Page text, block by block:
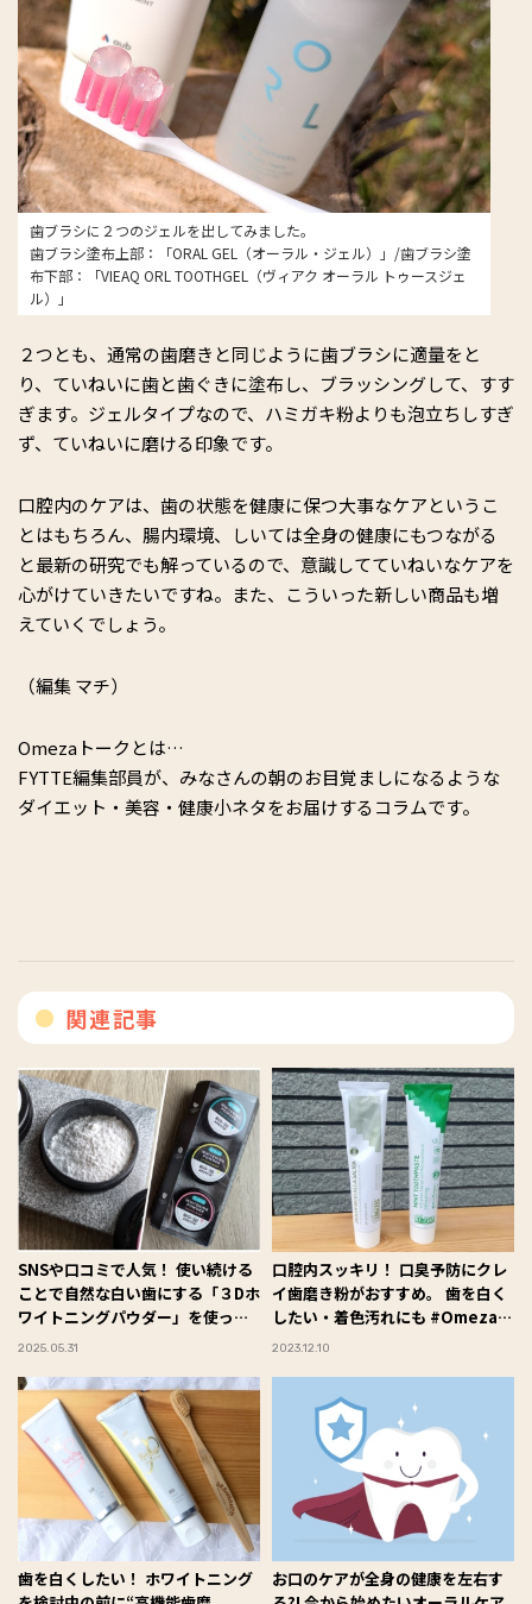
歯ブラシに２つのジェルを出してみました。
歯ブラシ塗布上部：「ORAL GEL（オーラル・ジェル）」/歯ブラシ塗
布下部：「VIEAQ ORL TOOTHGEL（ヴィアク オーラル トゥースジェ
ル）」
２つとも、通常の歯磨きと同じように歯ブラシに適量をと
り、ていねいに歯と歯ぐきに塗布し、ブラッシングして、すす
ぎます。ジェルタイプなので、ハミガキ粉よりも泡立ちしすぎ
ず、ていねいに磨ける印象です。
口腔内のケアは、歯の状態を健康に保つ大事なケアというこ
とはもちろん、腸内環境、しいては全身の健康にもつながる
と最新の研究でも解っているので、意識してていねいなケアを
心がけていきたいですね。また、こういった新しい商品も増
えていくでしょう。
（編集 マチ）
Omezaトークとは…
FYTTE編集部員が、みなさんの朝のお目覚ましになるような
ダイエット・美容・健康小ネタをお届けするコラムです。
関連記事
SNSや口コミで人気！ 使い続ける
ことで自然な白い歯にする「３Dホ
ワイトニングパウダー」を使って
みた #Omezaトーク
2025.05.31
口腔内スッキリ！ 口臭予防にクレ
イ歯磨き粉がおすすめ。 歯を白く
したい・着色汚れにも #Omezaト
ーク
2023.12.10
歯を白くしたい！ ホワイトニング
お口のケアが全身の健康を左右す